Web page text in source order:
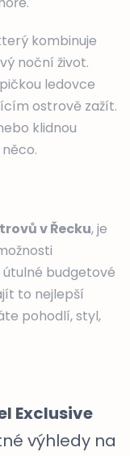
kombinuje
noční život.
ledovce
ostrově zažít.
klidnou
v Řecku, je
budgetové
to nejlepší
pohodlí, styl,
Exclusive
výhledy na